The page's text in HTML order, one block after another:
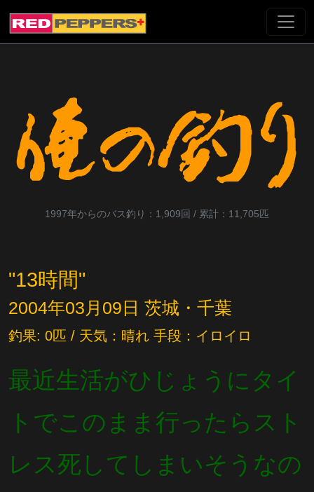
1997年からのバス釣り：1,909回 / 累計：11,705匹
"13時間"
2004年03月09日 茨城・千葉
釣果: 0匹 / 天気：晴れ 手段：イロイロ
最近生活がひじょうにタイ
トでこのまま行ったらスト
レス死してしまいそうなの